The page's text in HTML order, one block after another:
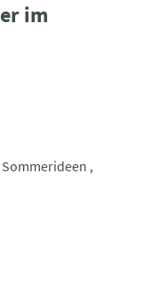
im
Sommerideen